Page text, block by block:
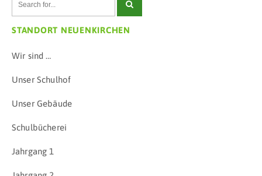
STANDORT NEUENKIRCHEN
Wir sind …
Unser Schulhof
Unser Gebäude
Schulbücherei
Jahrgang 1